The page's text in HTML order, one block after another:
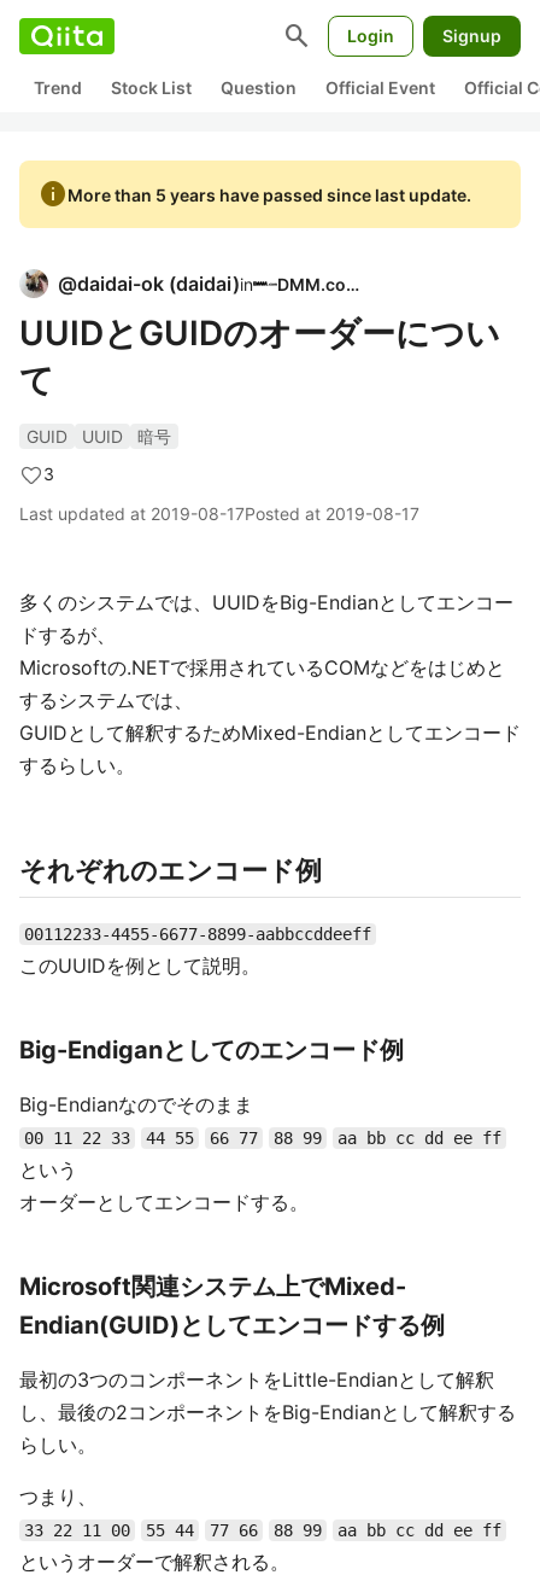
search Login Signup
Trend Stock List Question Official Event Official
infoMore than 5 years have passed since last update.
@daidai-ok (daidai)in DMM.com
UUIDとGUIDのオーダーについ
て
GUID UUID
暗号
3
Last updated at 2019-08-17Posted at 2019-08-17
多くのシステムでは、UUIDをBig-Endianとしてエンコー
ドするが、
Microsoftの.NETで採用されているCOMなどをはじめと
するシステムでは、
GUIDとして解釈するためMixed-Endianとしてエンコード
するらしい。
それぞれのエンコード例
00112233-4455-6677-8899-aabbccddeeff
このUUIDを例として説明。
Big-Endiganとしてのエンコード例
Big-Endianなのでそのまま
00 11 22 33 44 55 66 77 88 99 aa bb cc dd ee ff
という
オーダーとしてエンコードする。
Microsoft関連システム上でMixed-
Endian(GUID)としてエンコードする例
最初の3つのコンポーネントをLittle-Endianとして解釈
し、最後の2コンポーネントをBig-Endianとして解釈する
らしい。
つまり、
33 22 11 00 55 44 77 66 88 99 aa bb cc dd ee ff
というオーダーで解釈される。